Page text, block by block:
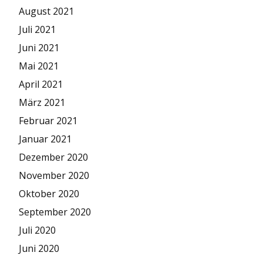
August 2021
Juli 2021
Juni 2021
Mai 2021
April 2021
März 2021
Februar 2021
Januar 2021
Dezember 2020
November 2020
Oktober 2020
September 2020
Juli 2020
Juni 2020